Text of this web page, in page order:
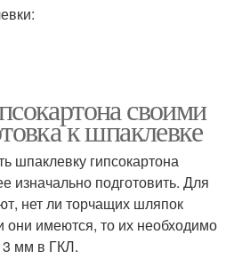
своими
к шпаклевке
шпаклевку гипсокартона
изначально подготовить. Для
нет ли торчащих шляпок
имеются, то их необходимо
3 мм в ГКЛ.